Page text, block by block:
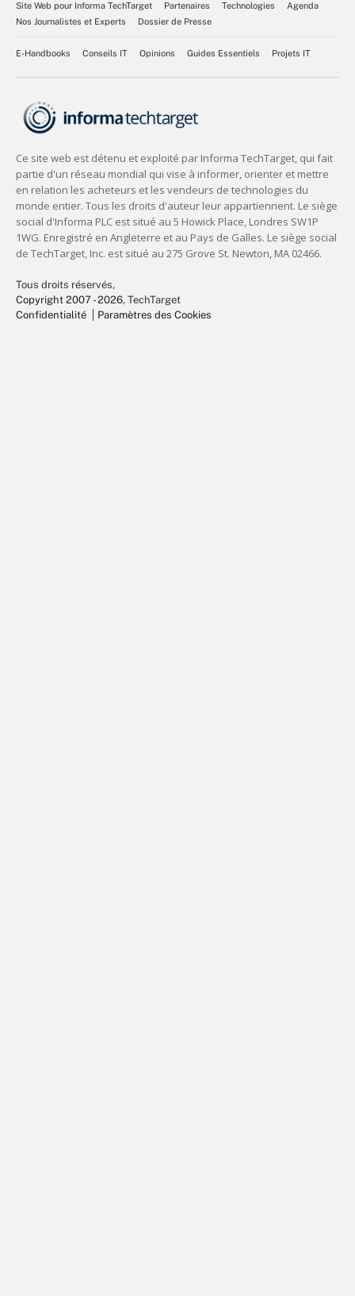
Site Web pour Informa TechTarget Partenaires Technologies
Agenda
Nos Journalistes et Experts
Dossier de Presse
E-Handbooks Conseils IT Opinions Guides Essentiels Projets IT
Tous droits réservés,
Copyright 2007 - 2026, TechTarget
Confidentialité
Paramètres des Cookies